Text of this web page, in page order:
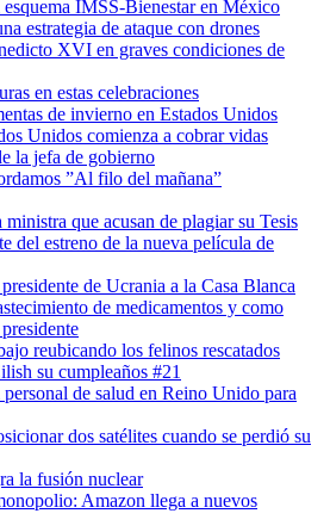
esquema IMSS-Bienestar en México
estrategia de ataque con drones
XVI en graves condiciones de
en estas celebraciones
de invierno en Estados Unidos
Unidos comienza a cobrar vidas
la jefa de gobierno
”Al filo del mañana”
que acusan de plagiar su Tesis
del estreno de la nueva película de
de Ucrania a la Casa Blanca
de medicamentos y como
reubicando los felinos rescatados
su cumpleaños #21
de salud en Reino Unido para
dos satélites cuando se perdió su
la fusión nuclear
Amazon llega a nuevos